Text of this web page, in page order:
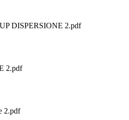
DISPERSIONE 2.pdf
2.pdf
2.pdf